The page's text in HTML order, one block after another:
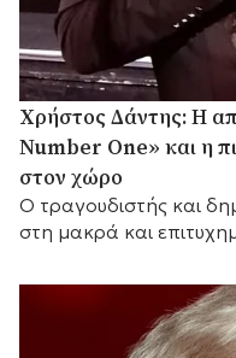
Χρήστος Δάντης: Η
Number One» και η
στον χώρο
Ο τραγουδιστής και
στη μακρά και